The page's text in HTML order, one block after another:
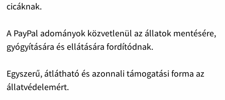
cicáknak.
A PayPal adományok közvetlenül az állatok mentésére,
gyógyítására és ellátására fordítódnak.
Egyszerű, átlátható és azonnali támogatási forma az
állatvédelemért.